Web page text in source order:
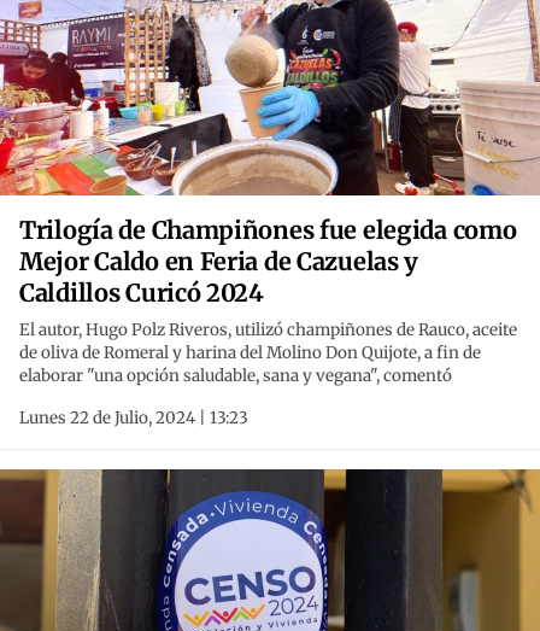
Trilogía de Champiñones fue elegida como
Mejor Caldo en Feria de Cazuelas y
Caldillos Curicó 2024
El autor, Hugo Polz Riveros, utilizó champiñones de Rauco, aceite
de oliva de Romeral y harina del Molino Don Quijote, a fin de
elaborar "una opción saludable, sana y vegana", comentó
Lunes 22 de Julio, 2024 | 13:23